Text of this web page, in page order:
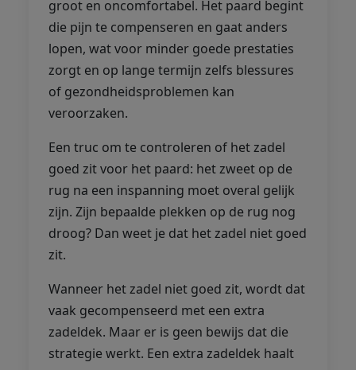
groot en oncomfortabel. Het paard begint
die pijn te compenseren en gaat anders
lopen, wat voor minder goede prestaties
zorgt en op lange termijn zelfs blessures
of gezondheidsproblemen kan
veroorzaken.
Een truc om te controleren of het zadel
goed zit voor het paard: het zweet op de
rug na een inspanning moet overal gelijk
zijn. Zijn bepaalde plekken op de rug nog
droog? Dan weet je dat het zadel niet goed
zit.
Wanneer het zadel niet goed zit, wordt dat
vaak gecompenseerd met een extra
zadeldek. Maar er is geen bewijs dat die
strategie werkt. Een extra zadeldek haalt